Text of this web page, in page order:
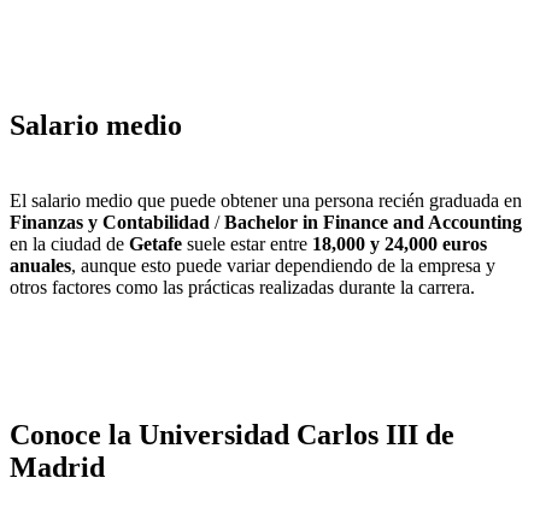
Salario medio
El salario medio que puede obtener una persona recién graduada en
Finanzas y Contabilidad /Bachelor in Finance and Accounting
en la ciudad de Getafe suele estar entre 18,000 y 24,000 euros
anuales, aunque esto puede variar dependiendo de la empresa y
otros factores como las prácticas realizadas durante la carrera.
Conoce la Universidad Carlos III de
Madrid